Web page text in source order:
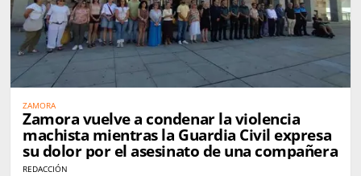
ZAMORA
Zamora vuelve a condenar la violencia
machista mientras la Guardia Civil expresa
su dolor por el asesinato de una compañera
REDACCIÓN